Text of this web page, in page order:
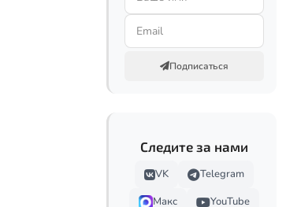
Подписаться
Следите за нами
VK
Telegram
Макс
YouTube